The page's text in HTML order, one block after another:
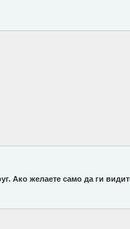
Ако желаете само да ги